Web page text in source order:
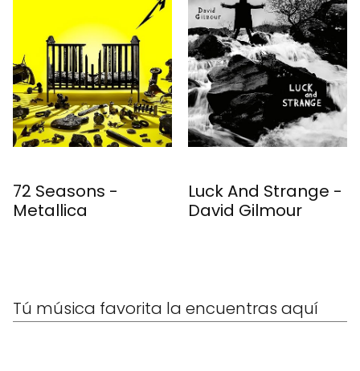
72 Seasons -
Metallica
Luck And Strange -
David Gilmour
Tú música favorita la encuentras aquí